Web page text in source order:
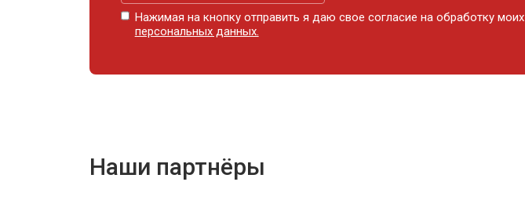
Нажимая на кнопку отправить я даю свое согласие на обработку моих
персональных данных.
Наши партнёры